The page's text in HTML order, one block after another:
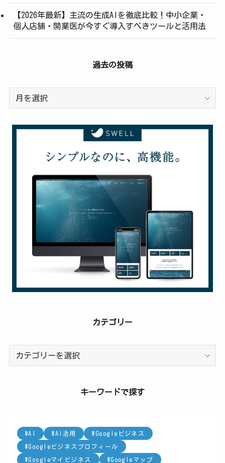
【2026年最新】主流の生成AIを徹底比較！中小企業・
個人店舗・開業医が今すぐ導入すべきツールと活用法
過去の投稿
投
カテゴリー
キーワードで探す
AI AI活用 Googleビジネス
Googleビジネスプロフィール
Googleマイビジネス Googleマップ